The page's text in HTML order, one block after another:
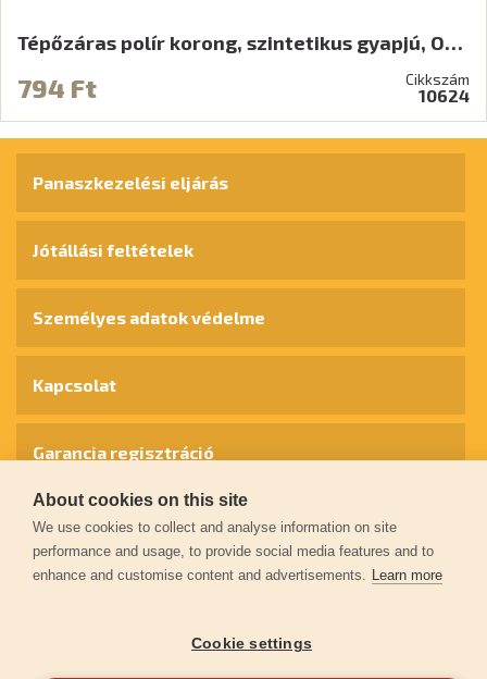
Tépőzáras polír korong, szintetikus gyapjú, O…
794 Ft Cikkszám
10624
© 2026extol.hu- Minden jog fenntartva
Panaszkezelési eljárás
Jótállási feltételek
Személyes adatok védelme
Kapcsolat
Garancia regisztráció
LétrehoztaFEO
About cookies on this site
We use cookies to collect and analyse information on site
performance and usage, to provide social media features and to
enhance and customise content and advertisements. Learn more
Cookie settings